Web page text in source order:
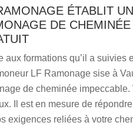
ÉTABLIT
DE
aux formations qu’il a suivies
LF Ramonage sise à
de cheminée
Il est en mesure de
exigences reliées à votre